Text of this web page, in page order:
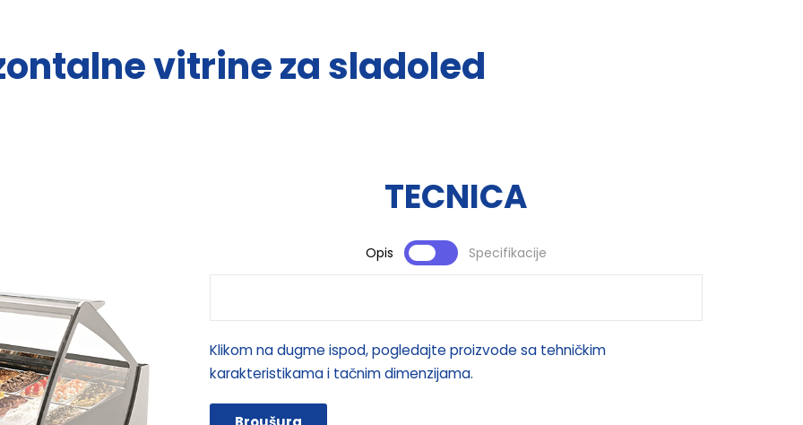
vitrine za sladoled
TECNICA
Opis Specifikacije
Klikom na dugme ispod, pogledajte proizvode sa tehničkim
karakteristikama i tačnim dimenzijama.